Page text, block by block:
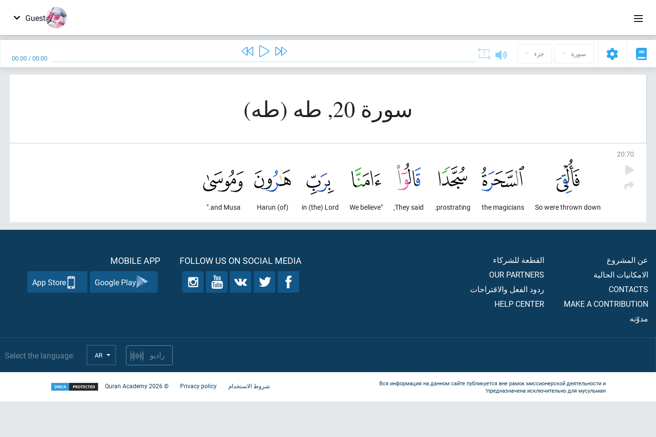
Guest
سورة جزء 00:00 /00:00
سورة 20, طه (طه)
20:70
So were thrown down
the magicians
prostrating.
They said,
"We believe
in (the) Lord
(of) Harun
and Musa."
عن المشروع
الامكانيات الحالية
CONTACTS
MAKE A CONTRIBUTION
مدوّنه
القطعة للشركاء
OUR PARTNERS
ردود الفعل والاقتراحات
HELP CENTER
FOLLOW US ON SOCIAL MEDIA
MOBILE APP
Google Play
App Store
Select the language: AR راديو
Вся информация на данном сайте публикуется вне рамок миссионерской деятельности и
предназначена исключительно для мусульман!
شروط الاستخدام Privacy policy
©
2026